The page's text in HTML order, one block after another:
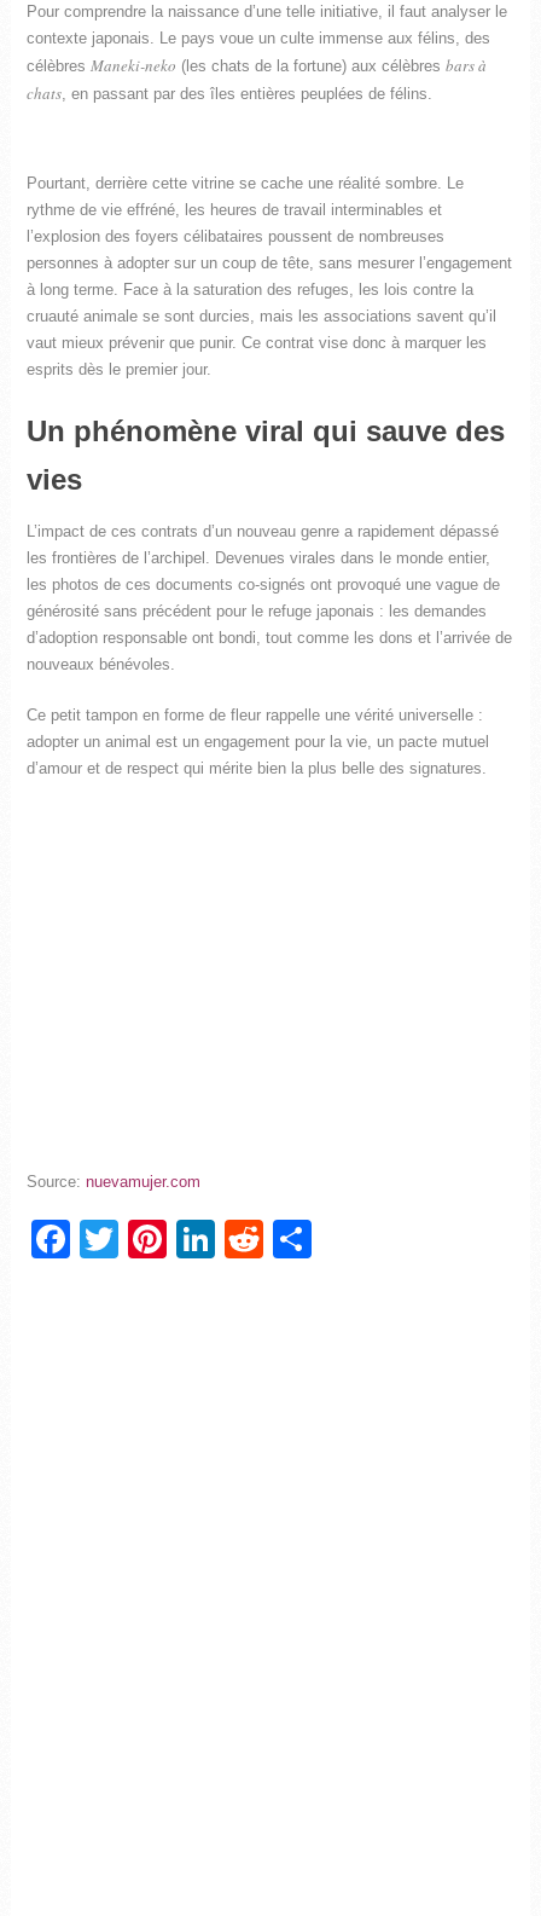
Pour comprendre la naissance d’une telle initiative, il faut analyser le
contexte japonais. Le pays voue un culte immense aux félins, des
célèbres Maneki-neko (les chats de la fortune) aux célèbres bars à
chats, en passant par des îles entières peuplées de félins.
Pourtant, derrière cette vitrine se cache une réalité sombre. Le
rythme de vie effréné, les heures de travail interminables et
l’explosion des foyers célibataires poussent de nombreuses
personnes à adopter sur un coup de tête, sans mesurer l’engagement
à long terme. Face à la saturation des refuges, les lois contre la
cruauté animale se sont durcies, mais les associations savent qu’il
vaut mieux prévenir que punir. Ce contrat vise donc à marquer les
esprits dès le premier jour.
Un phénomène viral qui sauve des
vies
L’impact de ces contrats d’un nouveau genre a rapidement dépassé
les frontières de l’archipel. Devenues virales dans le monde entier,
les photos de ces documents co-signés ont provoqué une vague de
générosité sans précédent pour le refuge japonais : les demandes
d’adoption responsable ont bondi, tout comme les dons et l’arrivée de
nouveaux bénévoles.
Ce petit tampon en forme de fleur rappelle une vérité universelle :
adopter un animal est un engagement pour la vie, un pacte mutuel
d’amour et de respect qui mérite bien la plus belle des signatures.
Source: nuevamujer.com
Facebook
TwitterPinterest
LinkedIn
Reddit